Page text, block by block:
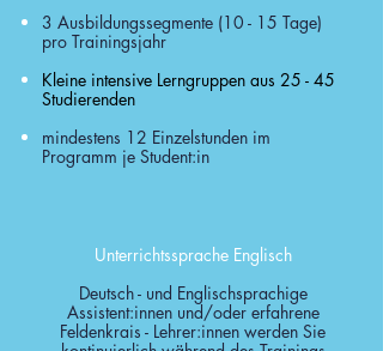
3 Ausbildungssegmente (10 - 15 Tage)
pro Trainingsjahr
Kleine intensive Lerngruppen aus 25 - 45
Studierenden
mindestens 12 Einzelstunden im
Programm je Student:in
Unterrichtssprache Englisch
Deutsch - und Englischsprachige
Assistent:innen und/oder erfahrene
Feldenkrais - Lehrer:innen werden Sie